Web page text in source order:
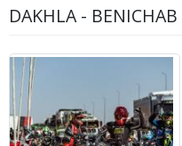
DAKHLA - BENICHAB